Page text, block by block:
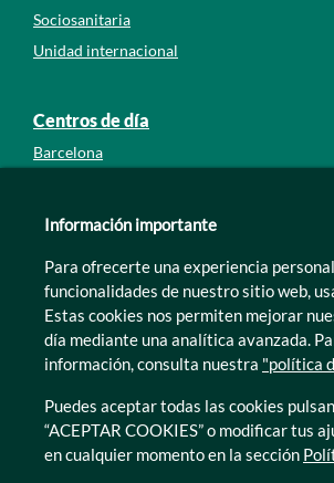
Sociosanitaria
Unidad internacional
Centros de día
Barcelona
León
Murcia
Tarragona
Zamora
Información importante
Para ofrecerte una experiencia
funcionalidades de nuestro sitio web,
Estas cookies nos permiten mejorar
día mediante una analítica avanzada.
información, consulta nuestra "política
Puedes aceptar todas las cookies
“ACEPTAR COOKIES” o modificar tus
en cualquier momento en la sección